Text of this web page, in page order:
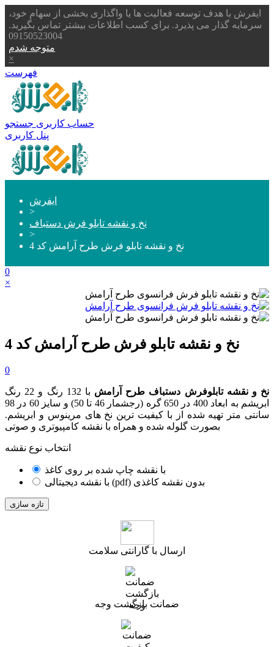
ایفرش با هدف توسعه فعالیت ها یا واگذاری بخشی از سهام خود،
سرمایه گذار می پذیرد. برای کسب اطلاعات بیشتر تماس بگیرید.
09150523004
متوجه شدم
×
فهرست
حساب کاربری جستجو
پنل کاربری
ایفرش
>
نخ و نقشه تابلو فرش دستباف
>
نخ و نقشه تابلو فرش طرح آرامش کد 4
0
×
نخ و نقشه تابلو فرش طرح آرامش کد 4
0
نخ و نقشه تابلوفرش دستباف طرح آرامش
با 132 رنگ و 22 رنگ
ابریشم به ابعاد 400 در 650 گره
(رجشمار 46 تا 50 )
و سایز 60 در 98
سانتی متر تهیه شده از با کیفیت ترین نخ های مرینوس و ابریشم.
بصورت گلوله شده و همراه با نقشه کامپیوتری و صوتی
انتخاب نوع نقشه
با نقشه چاپ شده بر روی کاغذ
با نقشه دیجیتالی (pdf) بدون نقشه کاغذی
ارسال با گارانتی سلامت
ضمانت بازگشت وجه